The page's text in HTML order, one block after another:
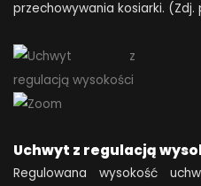
przechowywania kosiarki.
Uchwyt z regulacją
Regulowana wysokość